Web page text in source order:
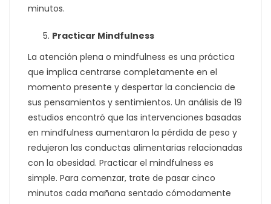
minutos.
Practicar Mindfulness
La atención plena o mindfulness es una práctica
que implica centrarse completamente en el
momento presente y despertar la conciencia de
sus pensamientos y sentimientos. Un análisis de 19
estudios encontró que las intervenciones basadas
en mindfulness aumentaron la pérdida de peso y
redujeron las conductas alimentarias relacionadas
con la obesidad. Practicar el mindfulness es
simple. Para comenzar, trate de pasar cinco
minutos cada mañana sentado cómodamente